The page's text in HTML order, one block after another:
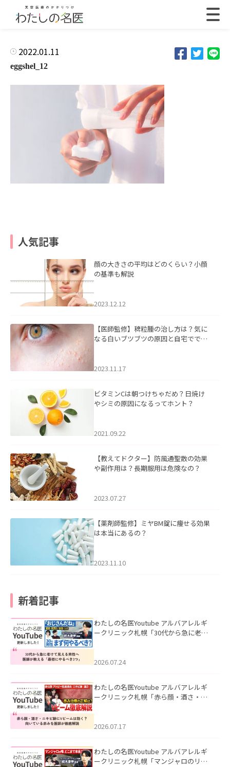
2022.01.11
eggshel_12
人気記事
顔の大きさの平均はどのくらい？小顔
の基準も解説
2023.12.12
【医師監修】稗粒腫の治し方は？気に
なる白いブツブツの原因と自宅ででき
2023.11.17
ビタミンCは朝つけちゃだめ？日焼け
やシミの原因になるってホント？
2021.09.22
【教えてドクター】防風通聖散の効果
や副作用は？長期服用は危険なの？
2023.07.27
【薬剤師監修】ミヤBM錠に痩せる効果
は本当にあるの？
2023.11.10
新着記事
わたしの名医Youtube アルバアレルギ
ークリニック札幌「30代から急に老け
た。
2026.07.24
わたしの名医Youtube アルバアレルギ
ークリニック札幌「赤ら顔・酒さ・ニ
した。
2026.07.17
わたしの名医Youtube アルバアレルギ
ークリニック札幌「マンジャロのリア